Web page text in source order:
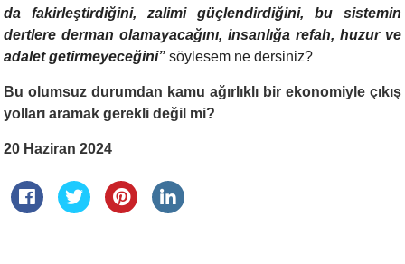
da fakirleştirdiğini, zalimi güçlendirdiğini, bu sistemin
dertlere derman olamayacağını, insanlığa refah, huzur ve
adalet getirmeyeceğini”söylesem ne dersiniz?
Bu olumsuz durumdan kamu ağırlıklı bir ekonomiyle çıkış
yolları aramak gerekli değil mi?
20 Haziran 2024